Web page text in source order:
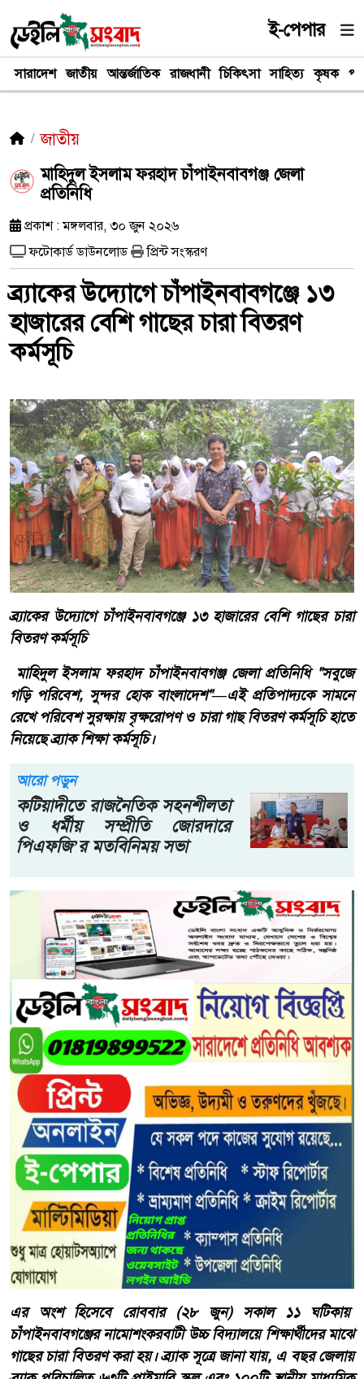
ই-পেপার
সারাদেশ জাতীয় আন্তর্জাতিক রাজধানী চিকিৎসা সাহিত্য কৃষক
জাতীয়
মাহিদুল ইসলাম ফরহাদ চাঁপাইনবাবগঞ্জ জেলা
প্রতিনিধি
প্রকাশ : মঙ্গলবার, ৩০ জুন ২০২৬
ফটোকার্ড ডাউনলোড
প্রিন্ট সংস্করণ
ব্র্যাকের উদ্যোগে চাঁপাইনবাবগঞ্জে ১৩
হাজারের বেশি গাছের চারা বিতরণ
কর্মসূচি
ব্র্যাকের উদ্যোগে চাঁপাইনবাবগঞ্জে ১৩ হাজারের বেশি গাছের চারা
বিতরণ কর্মসূচি
মাহিদুল ইসলাম ফরহাদ চাঁপাইনবাবগঞ্জ জেলা প্রতিনিধি "সবুজে
গড়ি পরিবেশ, সুন্দর হোক বাংলাদেশ"—এই প্রতিপাদ্যকে সামনে
রেখে পরিবেশ সুরক্ষায় বৃক্ষরোপণ ও চারা গাছ বিতরণ কর্মসূচি হাতে
নিয়েছে ব্র্যাক শিক্ষা কর্মসূচি।
আরো পড়ুন
কটিয়াদীতে রাজনৈতিক সহনশীলতা
ও ধর্মীয় সম্প্রীতি জোরদারে
পিএফজি’র মতবিনিময় সভা
এর অংশ হিসেবে রোববার (২৮ জুন) সকাল ১১ ঘটিকায়
চাঁপাইনবাবগঞ্জের নামোশংকরবাটী উচ্চ বিদ্যালয়ে শিক্ষার্থীদের মাঝে
গাছের চারা বিতরণ করা হয়। ব্র্যাক সূত্রে জানা যায়, এ বছর জেলায়